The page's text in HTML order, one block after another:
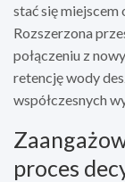
stać się
Rozszerzona
połączeniu z
retencję wody
współczesnych
proces